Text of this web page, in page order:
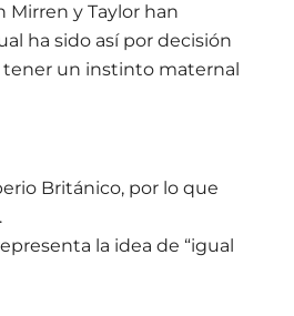
Mirren y Taylor han
ha sido así por decisión
tener un instinto maternal
Británico, por lo que
la idea de “igual